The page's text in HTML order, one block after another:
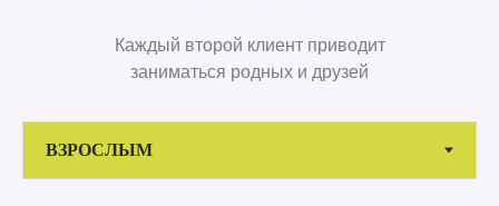
Каждый второй клиент приводит
заниматься родных и друзей